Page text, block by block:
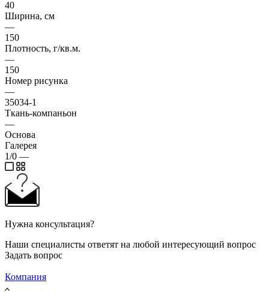
40
Ширина, см
—
150
Плотность, г/кв.м.
—
150
Номер рисунка
—
35034-1
Ткань-компаньон
—
Основа
Галерея
1/0 —
Нужна консультация?
Наши специалисты ответят на любой интересующий вопрос
Задать вопрос
Компания